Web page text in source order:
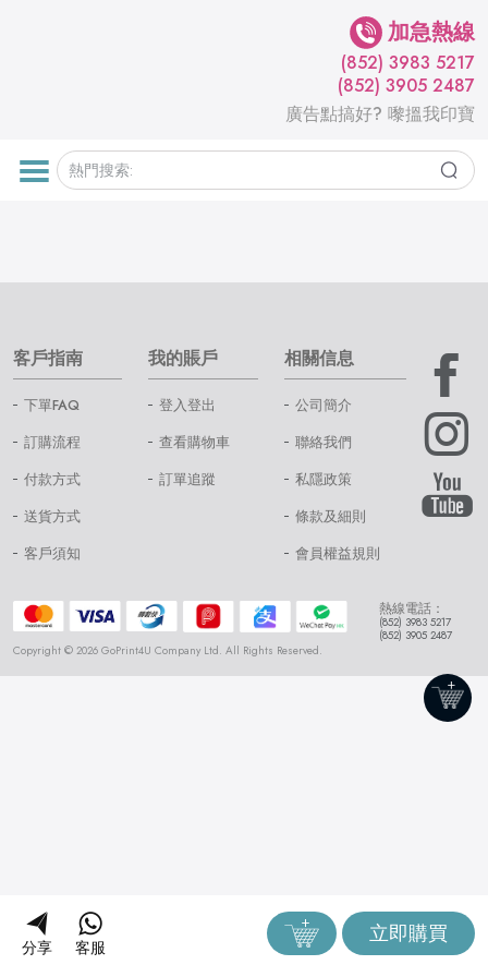
加急熱線
(852) 3983 5217
(852) 3905 2487
廣告點搞好? 嚟搵我印寶
分享 客服 立即購買
客戶指南
下單FAQ
訂購流程
付款方式
送貨方式
客戶須知
我的賬戶
登入登出
查看購物車
訂單追蹤
相關信息
公司簡介
聯絡我們
私隱政策
條款及細則
會員權益規則
Copyright © 2026 GoPrint4U Company Ltd. All Rights Reserved.
熱線電話：
(852) 3983 5217
(852) 3905 2487